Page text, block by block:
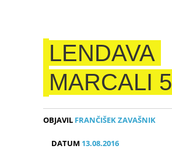
LENDAVA
MARCALI 5
OBJAVIL FRANČIŠEK ZAVAŠNIK
DATUM 13.08.2016